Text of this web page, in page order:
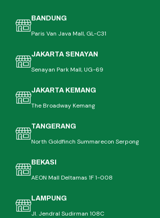
BANDUNG
Paris Van Java Mall, GL-C31
JAKARTA SENAYAN
Senayan Park Mall, UG-69
JAKARTA KEMANG
The Broadway Kemang
TANGERANG
North Goldfinch Summarecon Serpong
BEKASI
AEON Mall Deltamas 1F 1-008
LAMPUNG
Jl. Jendral Sudirman 108C